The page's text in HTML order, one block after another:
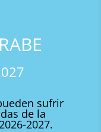
sufrir
de la
2027.